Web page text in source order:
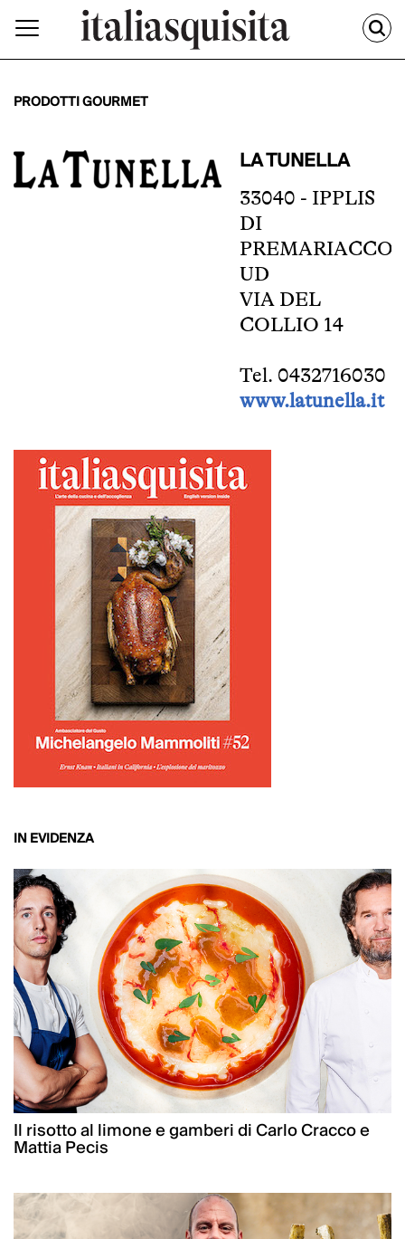
PRODOTTI GOURMET
LA TUNELLA
33040 - IPPLIS
DI
PREMARIACCO
UD
VIA DEL
COLLIO 14
Tel. 0432716030
www.latunella.it
IN EVIDENZA
Il risotto al limone e gamberi di Carlo Cracco e
Mattia Pecis